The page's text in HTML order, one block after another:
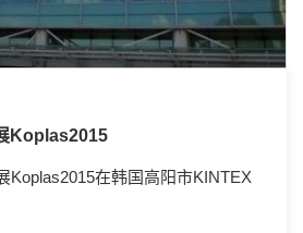
Koplas2015
Koplas2015在韩国高阳市KINTEX